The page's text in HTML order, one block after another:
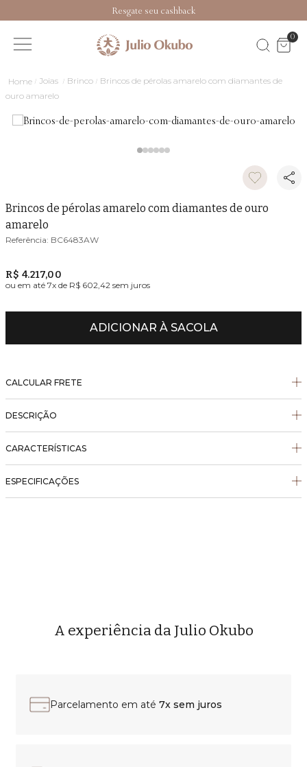
Resgate seu cashback
0
Joias Brinco
Brincos de pérolas amarelo com diamantes de
ouro amarelo
Brincos de pérolas amarelo com diamantes de ouro
amarelo
BC6483AW
R$ 4.217,00
ou em até 7x de R$ 602,42 sem juros
ADICIONAR À SACOLA
CALCULAR FRETE
DESCRIÇÃO
CARACTERÍSTICAS
ESPECIFICAÇÕES
A experiência da Julio Okubo
Parcelamento em até 7x sem juros